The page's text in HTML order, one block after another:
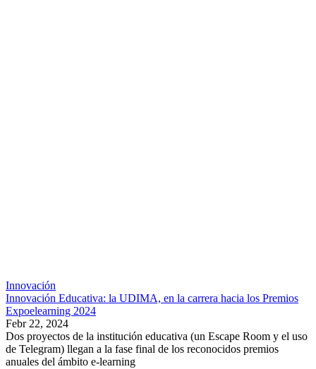
Innovación
Innovación Educativa: la UDIMA, en la carrera hacia los Premios
Expoelearning 2024
Febr 22, 2024
Dos proyectos de la institución educativa (un Escape Room y el uso
de Telegram) llegan a la fase final de los reconocidos premios
anuales del ámbito e-learning